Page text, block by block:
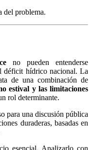
del problema.
no pueden entenderse
déficit hídrico nacional. La
de una combinación de
estival y las limitaciones
rol determinante.
para una discusión pública
duraderas, basadas en
esencial. Analizarlo con